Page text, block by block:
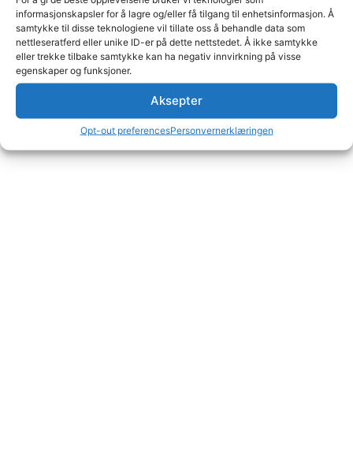
informasjonskapsler for å lagre og/eller få tilgang til enhetsinformasjon. Å
samtykke til disse teknologiene vil tillate oss å behandle data som
nettleseratferd eller unike ID-er på dette nettstedet. Å ikke samtykke
eller trekke tilbake samtykke kan ha negativ innvirkning på visse
egenskaper og funksjoner.
Aksepter
Opt-out preferencesPersonvernerklæringen